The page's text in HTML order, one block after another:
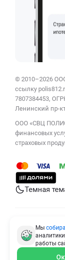
© 2010–2026
ссылку
7807384453,
Ленинский пр-
ООО «СВЦ
финансовых
страховых
Темная
Мы
персональных
анализировать
на сбор таких
Мы
работы